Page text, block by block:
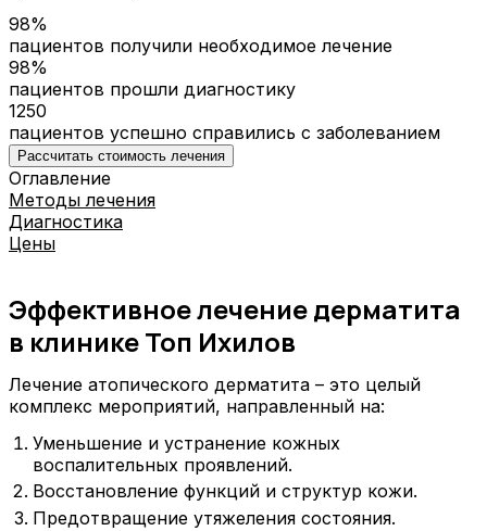
98%
пациентов получили необходимое лечение
98%
пациентов прошли диагностику
1250
пациентов успешно справились с заболеванием
Рассчитать стоимость лечения
Оглавление
Методы лечения
Диагностика
Цены
Эффективное лечение дерматита
в клинике Топ Ихилов
Лечение атопического дерматита – это целый
комплекс мероприятий, направленный на:
Уменьшение и устранение кожных
воспалительных проявлений.
Восстановление функций и структур кожи.
Предотвращение утяжеления состояния.